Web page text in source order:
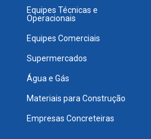
Equipes Técnicas e
Operacionais
Equipes Comerciais
Supermercados
Água e Gás
Materiais para Construção
Empresas Concreteiras